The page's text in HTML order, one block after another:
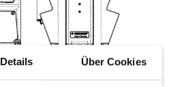
Details Über Cookies